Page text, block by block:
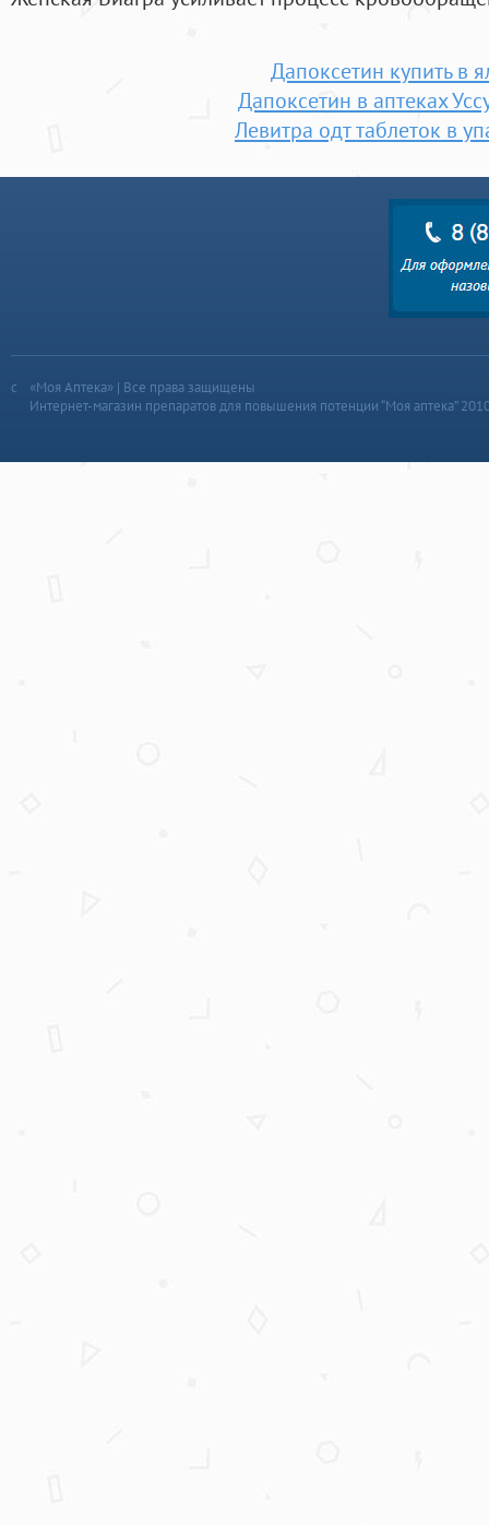
Дапоксетин купить в
Дапоксетин в аптеках
Левитра одт таблеток в
«Моя Аптека» | Все права защищены
Интернет-магазин препаратов для повышения потенции “Моя аптека”